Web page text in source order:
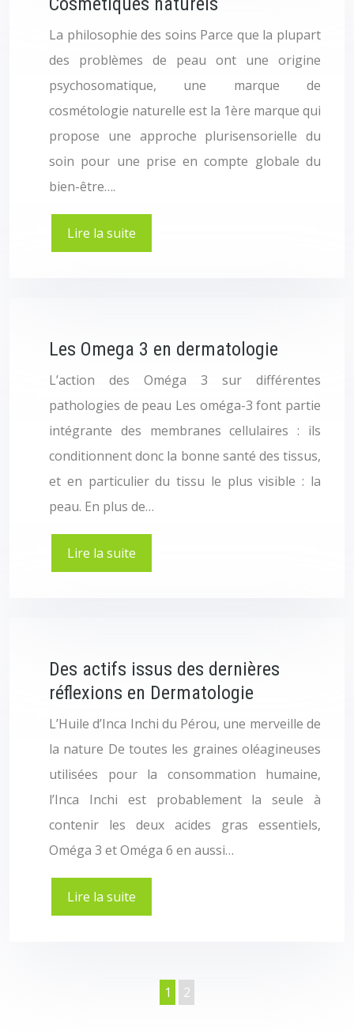
La philosophie des soins Parce que la plupart
des problèmes de peau ont une origine
psychosomatique, une marque de
cosmétologie naturelle est la 1ère marque qui
propose une approche plurisensorielle du
soin pour une prise en compte globale du
bien-être….
Lire la suite
Les Omega 3 en dermatologie
L’action des Oméga 3 sur différentes
pathologies de peau Les oméga-3 font partie
intégrante des membranes cellulaires : ils
conditionnent donc la bonne santé des tissus,
et en particulier du tissu le plus visible : la
peau. En plus de…
Lire la suite
Des actifs issus des dernières
réflexions en Dermatologie
L’Huile d’Inca Inchi du Pérou, une merveille de
la nature De toutes les graines oléagineuses
utilisées pour la consommation humaine,
l’Inca Inchi est probablement la seule à
contenir les deux acides gras essentiels,
Oméga 3 et Oméga 6 en aussi…
Lire la suite
1 2